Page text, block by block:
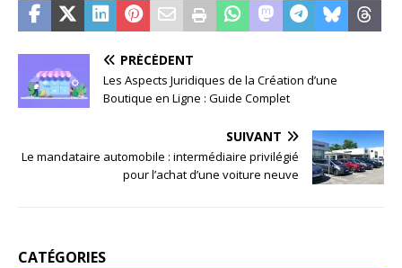
PRÉCÉDENT
Les Aspects Juridiques de la Création d’une
Boutique en Ligne : Guide Complet
SUIVANT
Le mandataire automobile : intermédiaire privilégié
pour l’achat d’une voiture neuve
CATÉGORIES